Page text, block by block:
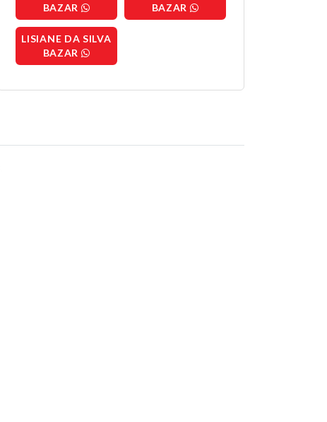
BAZAR
BAZAR
LISIANE DA SILVA
BAZAR